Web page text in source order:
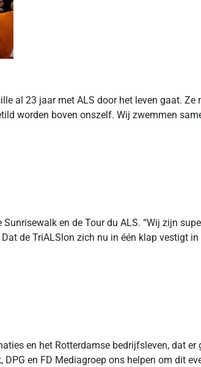
al 23 jaar met ALS door het leven gaat. Ze
worden boven onszelf. Wij zwemmen
en de Tour du ALS. “Wij zijn
de TriALSlon zich nu in één klap vestigt
en het Rotterdamse bedrijfsleven, dat
en FD Mediagroep ons helpen om dit